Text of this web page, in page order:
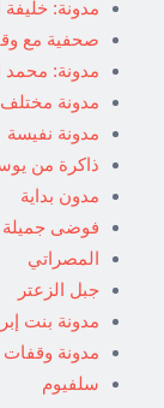
مدونة:
صحفية مع
مدونة: محمد
مدونة مختلف
مدونة نفيسة
ذاكرة من
مدون بداية
فوضى جميلة
المصراتي
جبل الزعتر
مدونة بنت
مدونة وقفات
سلفيوم